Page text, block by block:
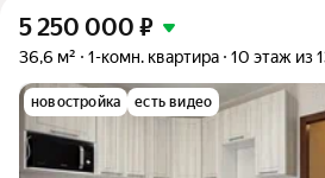
5 250 000 ₽
36,6 м² 1-комн. квартира 10 этаж из
новостройка есть видео